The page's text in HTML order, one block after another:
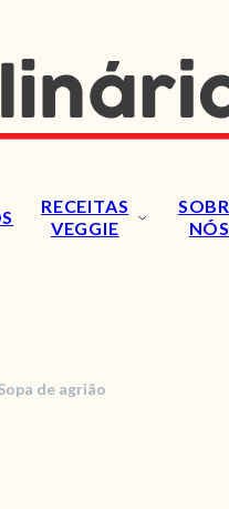
RECEITAS
VEGGIE
NÓS
de agrião